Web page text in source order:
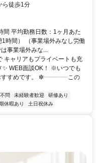
ら徒歩1分
間 平均勤務日数：1ヶ月あた
時間） （事業場外みなし労働
事業場外みな...
キャリアもプライベートも充
WEB面談OK！ ※いつでも
すすめです。 ✼┈┈┈┈この
問 未経験者歓迎
研修あり
休暇あり 土日祝休み